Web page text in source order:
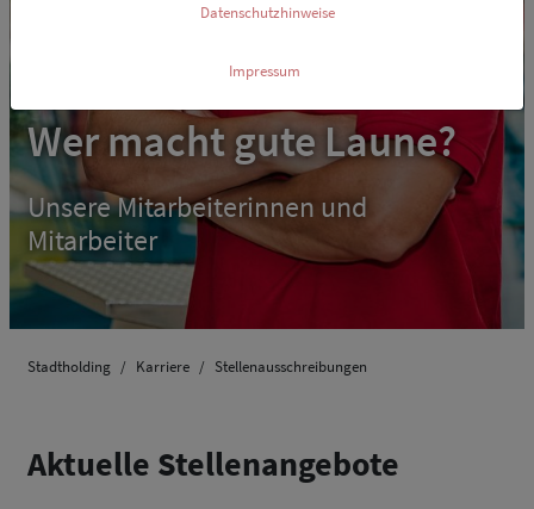
Impressum
Datenschutzhinweise
Wer macht gute Laune?
Unsere Mitarbeiterinnen und
Mitarbeiter
Stadtholding Karriere Stellenausschreibungen
Aktuelle Stellenangebote